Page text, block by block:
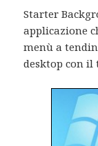
Starter
applicazione
menù a
desktop con il